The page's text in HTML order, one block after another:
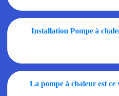
Installation Pompe à
La pompe à chaleur est